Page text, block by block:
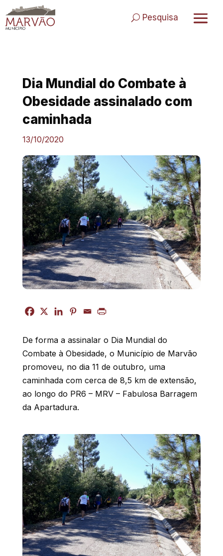
to
content
Pesquisa
Dia Mundial do Combate à
Obesidade assinalado com
caminhada
13/10/2020
De forma a assinalar o Dia Mundial do
Combate à Obesidade, o Município de Marvão
promoveu, no dia 11 de outubro, uma
caminhada com cerca de 8,5 km de extensão,
ao longo do PR6 – MRV – Fabulosa Barragem
da Apartadura.